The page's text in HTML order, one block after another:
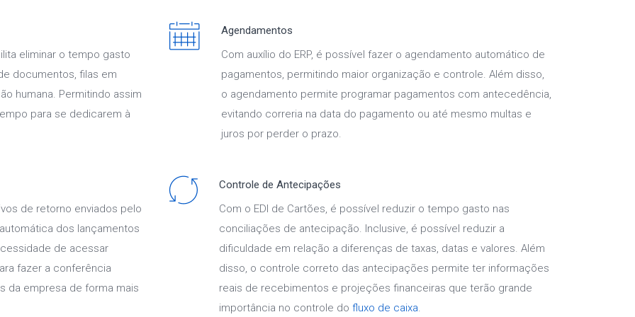
eliminar o tempo gasto
documentos, filas em
humana. Permitindo assim
para se dedicarem à
Agendamentos
Com auxílio do ERP, é possível fazer o agendamento automático de
pagamentos, permitindo maior organização e controle. Além disso,
o agendamento permite programar pagamentos com antecedência,
evitando correria na data do pagamento ou até mesmo multas e
juros por perder o prazo.
de retorno enviados pelo
dos lançamentos
de acessar
fazer a conferência
da empresa de forma mais
Controle de Antecipações
Com o EDI de Cartões, é possível reduzir o tempo gasto nas
conciliações de antecipação. Inclusive, é possível reduzir a
dificuldade em relação a diferenças de taxas, datas e valores. Além
disso, o controle correto das antecipações permite ter informações
reais de recebimentos e projeções financeiras que terão grande
importância no controle do fluxo de caixa.